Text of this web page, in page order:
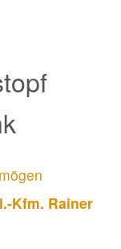
Kfm. Rainer